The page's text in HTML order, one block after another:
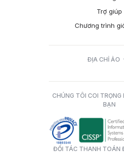
Trợ giúp
Chương trình
ĐỊA CHỈ ẢO
CHÚNG TÔI COI
BẠN
ĐỐI TÁC THANH TOÁN